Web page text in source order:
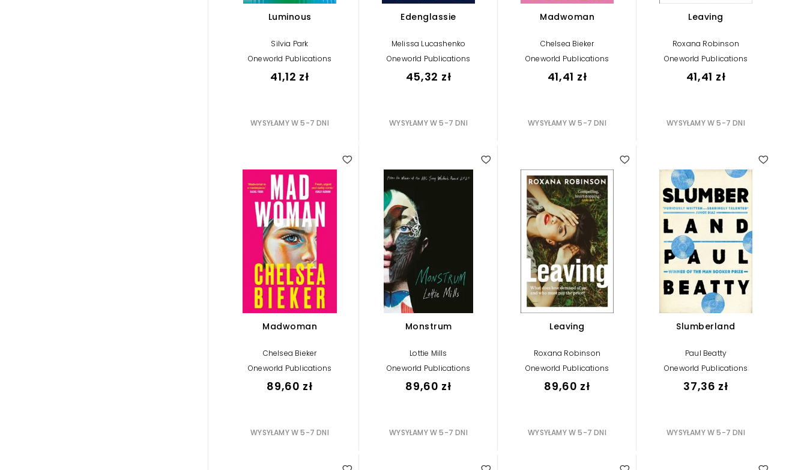
Luminous
Silvia Park
Oneworld Publications
41,12 zł
WYSYŁAMY W 5-7 DNI
Edenglassie
Melissa Lucashenko
Oneworld Publications
45,32 zł
WYSYŁAMY W 5-7 DNI
Madwoman
Chelsea Bieker
Oneworld Publications
41,41 zł
WYSYŁAMY W 5-7 DNI
Leaving
Roxana Robinson
Oneworld Publications
41,41 zł
WYSYŁAMY W 5-7 DNI
Madwoman
Chelsea Bieker
Oneworld Publications
89,60 zł
WYSYŁAMY W 5-7 DNI
Monstrum
Lottie Mills
Oneworld Publications
89,60 zł
WYSYŁAMY W 5-7 DNI
Leaving
Roxana Robinson
Oneworld Publications
89,60 zł
WYSYŁAMY W 5-7 DNI
Slumberland
Paul Beatty
Oneworld Publications
37,36 zł
WYSYŁAMY W 5-7 DNI